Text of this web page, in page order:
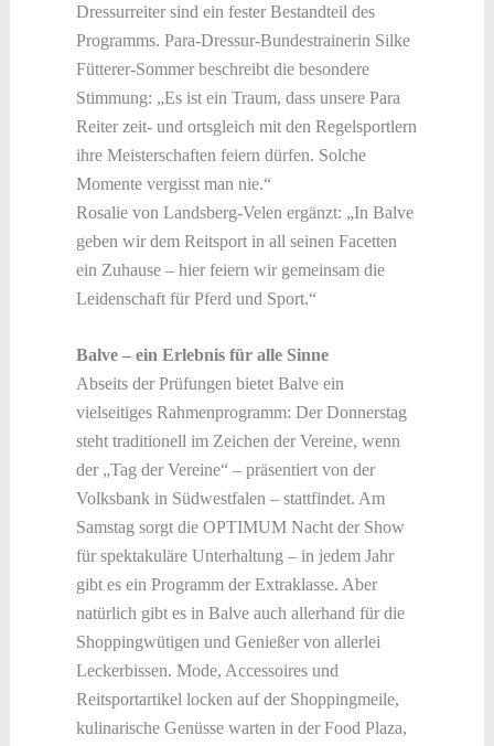
Dressurreiter sind ein fester Bestandteil des
Programms. Para-Dressur-Bundestrainerin Silke
Fütterer-Sommer beschreibt die besondere
Stimmung: „Es ist ein Traum, dass unsere Para
Reiter zeit- und ortsgleich mit den Regelsportlern
ihre Meisterschaften feiern dürfen. Solche
Momente vergisst man nie.“
Rosalie von Landsberg-Velen ergänzt: „In Balve
geben wir dem Reitsport in all seinen Facetten
ein Zuhause – hier feiern wir gemeinsam die
Leidenschaft für Pferd und Sport.“
Balve – ein Erlebnis für alle Sinne
Abseits der Prüfungen bietet Balve ein
vielseitiges Rahmenprogramm: Der Donnerstag
steht traditionell im Zeichen der Vereine, wenn
der „Tag der Vereine“ – präsentiert von der
Volksbank in Südwestfalen – stattfindet. Am
Samstag sorgt die OPTIMUM Nacht der Show
für spektakuläre Unterhaltung – in jedem Jahr
gibt es ein Programm der Extraklasse. Aber
natürlich gibt es in Balve auch allerhand für die
Shoppingwütigen und Genießer von allerlei
Leckerbissen. Mode, Accessoires und
Reitsportartikel locken auf der Shoppingmeile,
kulinarische Genüsse warten in der Food Plaza,